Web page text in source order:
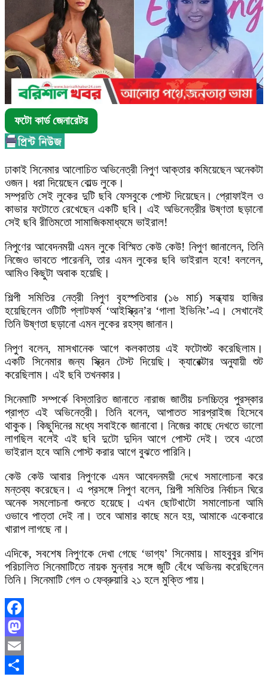
ফটো কার্ড জেনারেটর
ঢাকাই সিনেমার আলোচিত অভিনেত্রী নিপুণ আক্তার কমিয়েছেন অনেকটা
ওজন। ধরা দিয়েছেন বোল্ড লুকে।
সম্প্রতি সেই লুকের দুটি ছবি ফেসবুকে পোস্ট দিয়েছেন। প্রোফাইল ও
কাভার ফটোতে রেখেছেন একটি ছবি। এই অভিনেত্রীর উষ্ণতা ছড়ানো
সেই ছবি রীতিমতো সামাজিকমাধ্যমে ভাইরাল!
নিপুণের আবেদনময়ী এমন লুকে বিস্মিত কেউ কেউ! নিপুণ জানালেন, তিনি
নিজেও ভাবতে পারেননি, তার এমন লুকের ছবি ভাইরাল হবে! বললেন,
আমিও কিছুটা অবাক হয়েছি।
শিল্পী সমিতির নেত্রী নিপুণ বৃহস্পতিবার (১৬ মার্চ) সন্ধ্যায় হাজির
হয়েছিলেন ওটিটি প্লাটফর্ম ‘আইস্ক্রিন’র ‘গালা ইভিনিং’-এ। সেখানেই
তিনি উষ্ণতা ছড়ানো এমন লুকের রহস্য জানান।
নিপুণ বলেন, মাসখানেক আগে কলকাতায় এই ফটোশুট করেছিলাম।
একটি সিনেমার জন্য স্ক্রিন টেস্ট দিয়েছি। ক্যারেক্টার অনুযায়ী শুট
করেছিলাম। এই ছবি তখনকার।
সিনেমাটি সম্পর্কে বিস্তারিত জানাতে নারাজ জাতীয় চলচ্চিত্র পুরস্কার
প্রাপ্ত এই অভিনেত্রী। তিনি বলেন, আপাতত সারপ্রাইজ হিসেবে
থাকুক। কিছুদিনের মধ্যে সবাইকে জানাবো। নিজের কাছে দেখতে ভালো
লাগছিল বলেই এই ছবি দুটো দুদিন আগে পোস্ট দেই। তবে এতো
ভাইরাল হবে আমি পোস্ট করার আগে বুঝতে পারিনি।
কেউ কেউ আবার নিপুণকে এমন আবেদনময়ী দেখে সমালোচনা করে
মন্তব্য করেছেন। এ প্রসঙ্গে নিপুণ বলেন, শিল্পী সমিতির নির্বাচন ঘিরে
অনেক সমলোচনা শুনতে হয়েছে। এখন ছোটখাটো সমালোচনা আমি
ওভাবে পাত্তা দেই না। তবে আমার কাছে মনে হয়, আমাকে একেবারে
খারাপ লাগছে না।
এদিকে, সবশেষ নিপুণকে দেখা গেছে ‘ভাগ্য’ সিনেমায়। মাহবুবুর রশিদ
পরিচালিত সিনেমাটিতে নায়ক মুন্নার সঙ্গে জুটি বেঁধে অভিনয় করেছিলেন
তিনি। সিনেমাটি গেল ৩ ফেব্রুয়ারি ২১ হলে মুক্তি পায়।
Facebook
Mastodon
Email